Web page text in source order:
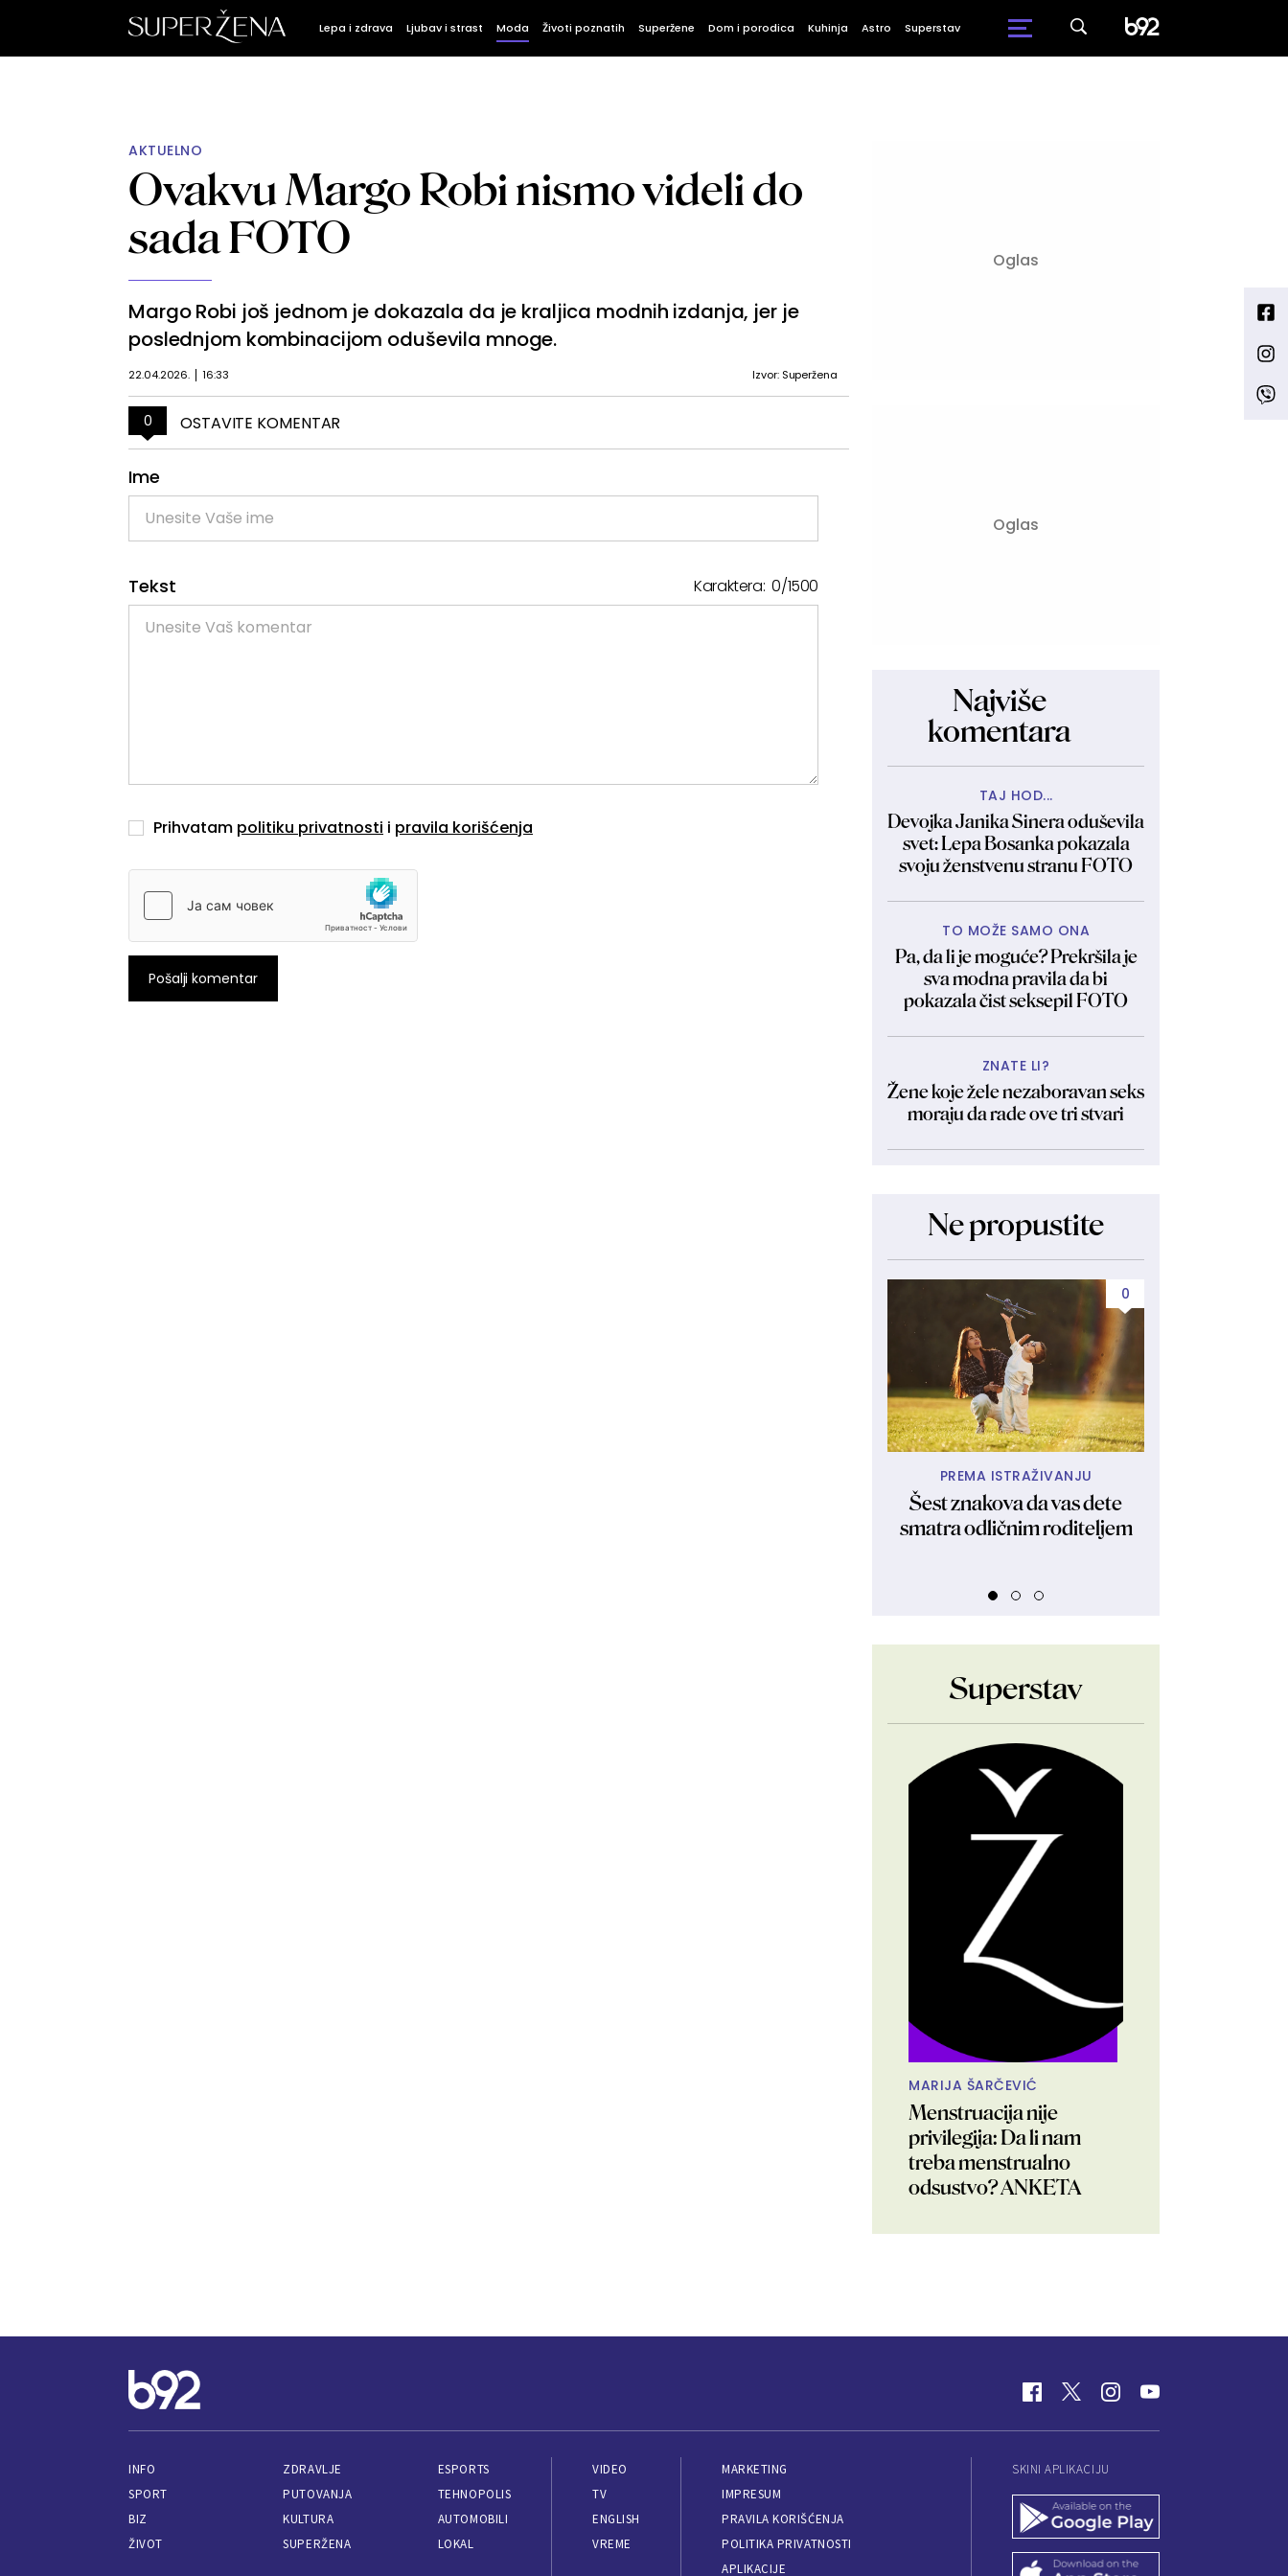
Lepa i zdrava Ljubav i strast Moda Životi poznatih Superžene Dom i porodica Kuhinja Astro Superstav
AKTUELNO
Ovakvu Margo Robi nismo videli do
sada FOTO
Margo Robi još jednom je dokazala da je kraljica modnih izdanja, jer je
poslednjom kombinacijom oduševila mnoge.
22.04.2026. 16:33 Izvor: Superžena
0 OSTAVITE KOMENTAR
Ime
Tekst Karaktera:0/1500
Prihvatam politiku privatnosti i pravila korišćenja
Pošalji komentar
Najviše
komentara
TAJ HOD...
Devojka Janika Sinera oduševila
svet: Lepa Bosanka pokazala
svoju ženstvenu stranu FOTO
TO MOŽE SAMO ONA
Pa, da li je moguće? Prekršila je
sva modna pravila da bi
pokazala čist seksepil FOTO
ZNATE LI?
Žene koje žele nezaboravan seks
moraju da rade ove tri stvari
Ne propustite
0
PREMA ISTRAŽIVANJU
Šest znakova da vas dete
smatra odličnim roditeljem
Superstav
MARIJA ŠARČEVIĆ
Menstruacija nije
privilegija: Da li nam
treba menstrualno
odsustvo? ANKETA
INFO
SPORT
BIZ
ŽIVOT
ZDRAVLJE
PUTOVANJA
KULTURA
SUPERŽENA
ESPORTS
TEHNOPOLIS
AUTOMOBILI
LOKAL
VIDEO
TV
ENGLISH
VREME
MARKETING
IMPRESUM
PRAVILA KORIŠĆENJA
POLITIKA PRIVATNOSTI
APLIKACIJE
SKINI APLIKACIJU